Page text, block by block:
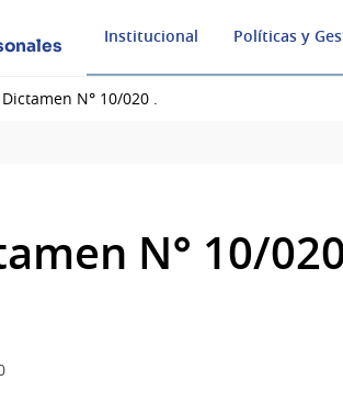
Institucional Políticas y
Dictamen N° 10/020 .
N° 10/